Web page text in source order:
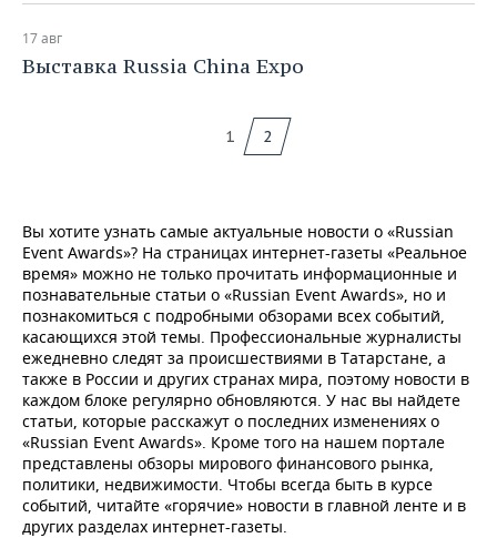
17 авг
Выставка Russia China Expo
1 2
Вы хотите узнать самые актуальные новости о «Russian
Event Awards»? На страницах интернет-газеты «Реальное
время» можно не только прочитать информационные и
познавательные статьи о «Russian Event Awards», но и
познакомиться с подробными обзорами всех событий,
касающихся этой темы. Профессиональные журналисты
ежедневно следят за происшествиями в Татарстане, а
также в России и других странах мира, поэтому новости в
каждом блоке регулярно обновляются. У нас вы найдете
статьи, которые расскажут о последних изменениях о
«Russian Event Awards». Кроме того на нашем портале
представлены обзоры мирового финансового рынка,
политики, недвижимости. Чтобы всегда быть в курсе
событий, читайте «горячие» новости в главной ленте и в
других разделах интернет-газеты.